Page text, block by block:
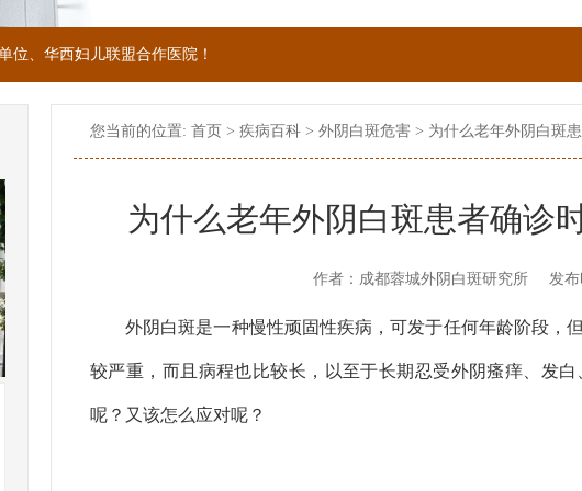
位、华西妇儿联盟合作医院！
第三人民医院双向转诊单位，强强联手为更多患者提供专业诊疗！
话：028-61069090；警惕虚假广告，坚持正规医院就诊
您当前的位置: 首页 > 疾病百科 > 外阴白斑危害 > 为什么老年外阴白斑
为什么老年外阴白斑患者确诊
作者：成都蓉城外阴白斑研究所 发布
外阴白斑是一种慢性顽固性疾病，可发于任何年龄阶段，
较严重，而且病程也比较长，以至于长期忍受外阴瘙痒、发
呢？又该怎么应对呢？